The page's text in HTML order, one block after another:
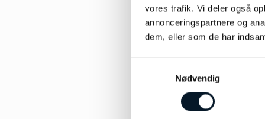
vores trafik. Vi deler også
annonceringspartnere og
dem, eller som de har
Nødvendig